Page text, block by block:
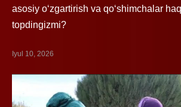
asosiy o‘zgartirish va qo‘shimchalar
topdingizmi?
Iyul 10, 2026